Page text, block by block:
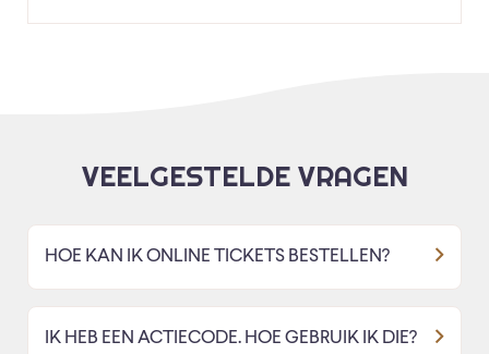
VEELGESTELDE VRAGEN
HOE KAN IK ONLINE TICKETS BESTELLEN?
IK HEB EEN ACTIECODE. HOE GEBRUIK IK DIE?